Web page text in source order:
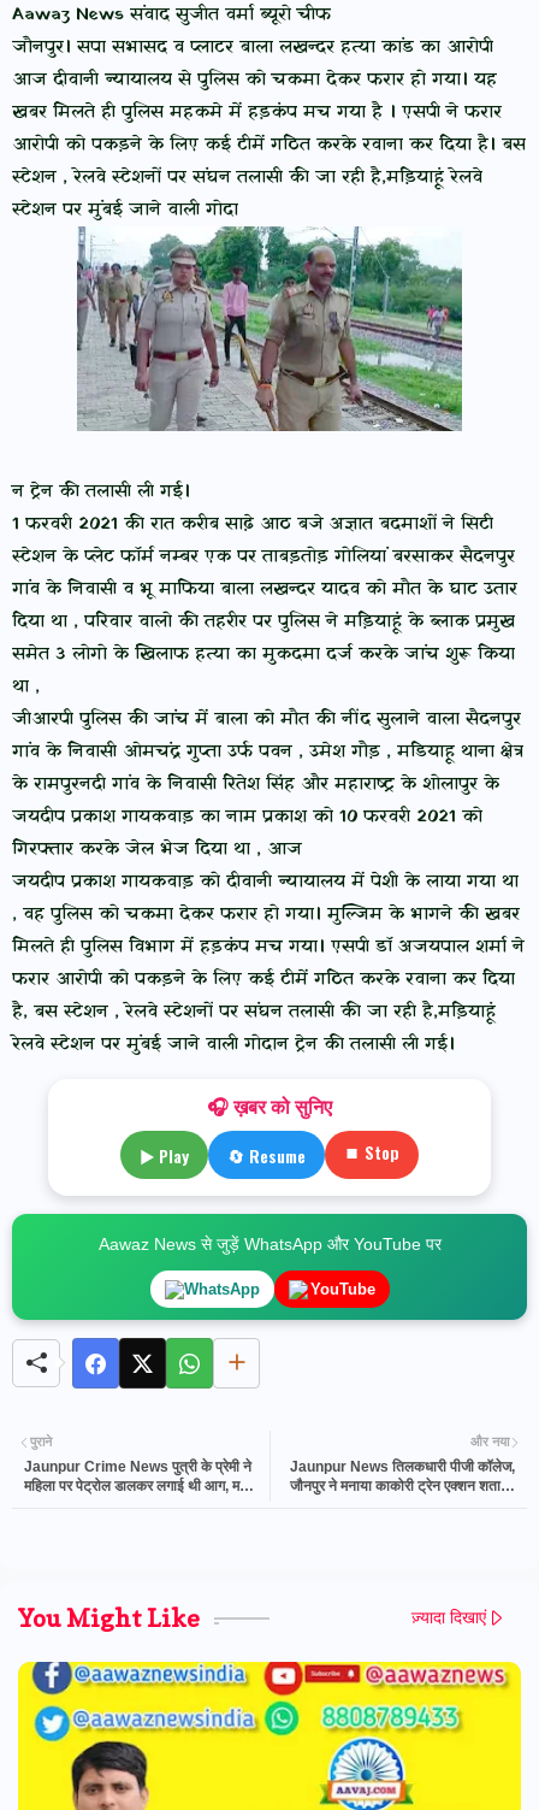
Aawaz News संवाद सुजीत वर्मा ब्यूरो चीफ
जौनपुर। सपा सभासद व प्लाटर बाला लखन्दर हत्या कांड का आरोपी
आज दीवानी न्यायालय से पुलिस को चकमा देकर फरार हो गया। यह
खबर मिलते ही पुलिस महकमे में हड़कंप मच गया है । एसपी ने फरार
आरोपी को पकड़ने के लिए कई टीमें गठित करके रवाना कर दिया है। बस
स्टेशन , रेलवे स्टेशनों पर संघन तलासी की जा रही है,मड़ियाहूं रेलवे
स्टेशन पर मुंबई जाने वाली गोदा
न ट्रेन की तलासी ली गई।
1 फरवरी 2021 की रात करीब साढ़े आठ बजे अज्ञात बदमाशों ने सिटी
स्टेशन के प्लेट फॉर्म नम्बर एक पर ताबड़तोड़ गोलियां बरसाकर सैदनपुर
गांव के निवासी व भू माफिया बाला लखन्दर यादव को मौत के घाट उतार
दिया था , परिवार वालो की तहरीर पर पुलिस ने मड़ियाहूं के ब्लाक प्रमुख
समेत 3 लोगो के खिलाफ हत्या का मुकदमा दर्ज करके जांच शुरू किया
था ,
जीआरपी पुलिस की जांच में बाला को मौत की नींद सुलाने वाला सैदनपुर
गांव के निवासी ओमचंद्र गुप्ता उर्फ पवन , उमेश गौड़ , मडियाहू थाना क्षेत्र
के रामपुरनदी गांव के निवासी रितेश सिंह और महाराष्ट्र के शोलापुर के
जयदीप प्रकाश गायकवाड़ का नाम प्रकाश को 10 फरवरी 2021 को
गिरफ्तार करके जेल भेज दिया था , आज
जयदीप प्रकाश गायकवाड़ को दीवानी न्यायालय में पेशी के लाया गया था
, वह पुलिस को चकमा देकर फरार हो गया। मुल्जिम के भागने की खबर
मिलते ही पुलिस विभाग में हड़कंप मच गया। एसपी डॉ अजयपाल शर्मा ने
फरार आरोपी को पकड़ने के लिए कई टीमें गठित करके रवाना कर दिया
है, बस स्टेशन , रेलवे स्टेशनों पर संघन तलासी की जा रही है,मड़ियाहूं
रेलवे स्टेशन पर मुंबई जाने वाली गोदान ट्रेन की तलासी ली गई।
🎧 ख़बर को सुनिए
▶ Play 🔄 Resume ⏹ Stop
Aawaz News से जुड़ें WhatsApp और YouTube पर
WhatsApp YouTube
और नया
Jaunpur News तिलकधारी पीजी कॉलेज,
जौनपुर ने मनाया काकोरी ट्रेन एक्शन शताब्दी
पुराने
Jaunpur Crime News पुत्री के प्रेमी ने
महिला पर पेट्रोल डालकर लगाई थी आग, महिला
You Might Like ज़्यादा दिखाएं